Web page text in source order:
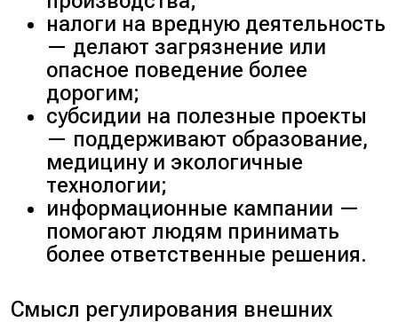
налоги на вредную деятельность
— делают загрязнение или
опасное поведение более
дорогим;
субсидии на полезные проекты
— поддерживают образование,
медицину и экологичные
технологии;
информационные кампании —
помогают людям принимать
более ответственные решения.
Смысл регулирования внешних